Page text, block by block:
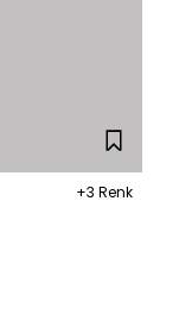
+3 Renk